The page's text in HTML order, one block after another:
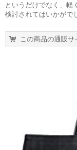
というだけでなく、軽
検討されてはいかがで
この商品の通販サ